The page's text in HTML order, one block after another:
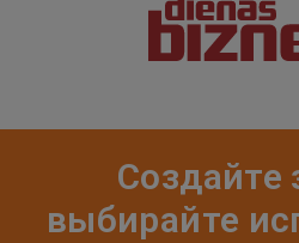
Создайте
выбирайте